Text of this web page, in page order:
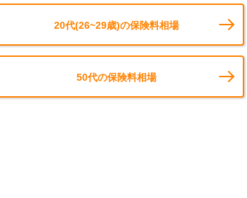
20代(26~29歳)の保険料相場
50代の保険料相場